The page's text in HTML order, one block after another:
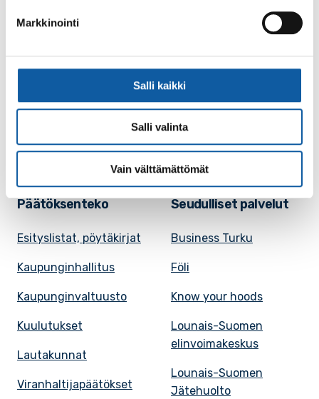
Markkinointi
Salli kaikki
Salli valinta
Vain välttämättömät
mobiilisovellus
VisitPaimio
Kaupungille osoitetut
Saavutettavuusseloste
Tietosuoja
Päätöksenteko
Esityslistat, pöytäkirjat
Kaupunginhallitus
Kaupunginvaltuusto
Kuulutukset
Lautakunnat
Viranhaltijapäätökset
Seudulliset palvelut
Business Turku
Föli
Know your hoods
Lounais-Suomen
elinvoimakeskus
Lounais-Suomen
Jätehuolto